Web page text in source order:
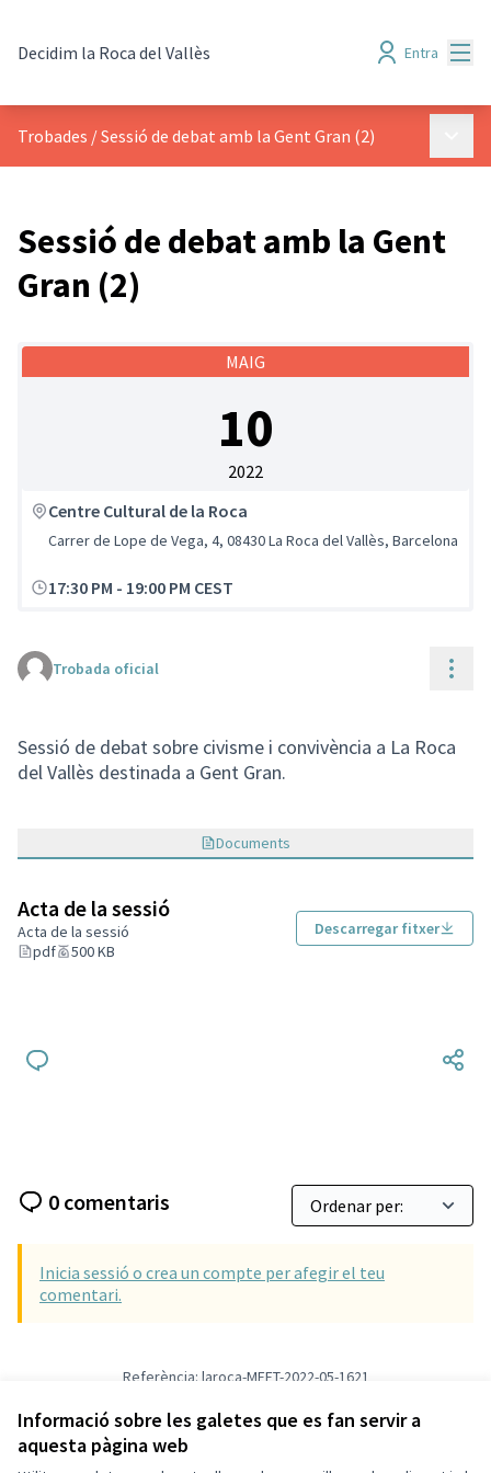
Informació sobre les galetes que es fan servir a
aquesta pàgina web
Decidim la Roca del Vallès Entra
Trobades /Sessió de debat amb la Gent Gran (2)
Sessió de debat amb la Gent
Gran (2)
MAIG
10
2022
Centre Cultural de la Roca
Carrer de Lope de Vega, 4, 08430 La Roca del Vallès, Barcelona
17:30 PM - 19:00 PM CEST
Trobada oficial
Sessió de debat sobre civisme i convivència a La Roca
del Vallès destinada a Gent Gran.
Documents
Acta de la sessió
Acta de la sessió
pdf
500 KB
Descarregar fitxer
0 comentaris
Inicia sessió o crea un compte per afegir el teu
comentari.
Referència: laroca-MEET-2022-05-1621
Afegir al calendari